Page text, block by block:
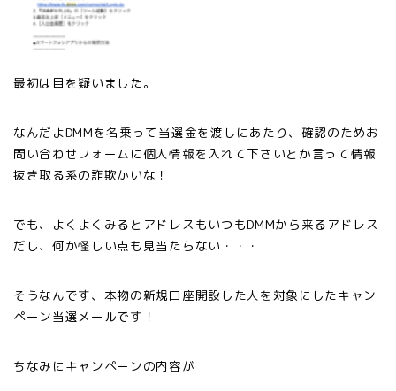
最初は目を疑いました。
なんだよDMMを名乗って当選金を渡しにあたり、確認のためお
問い合わせフォームに個人情報を入れて下さいとか言って情報
抜き取る系の詐欺かいな！
でも、よくよくみるとアドレスもいつもDMMから来るアドレス
だし、何か怪しい点も見当たらない・・・
そうなんです、本物の新規口座開設した人を対象にしたキャン
ペーン当選メールです！
ちなみにキャンペーンの内容が